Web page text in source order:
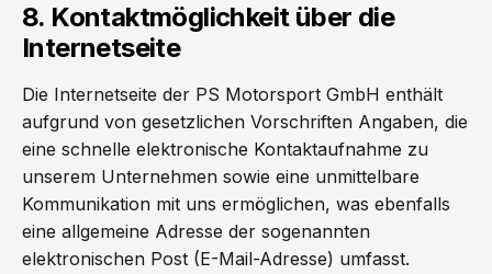
8. Kontaktmöglichkeit über die
Internetseite
Die Internetseite der PS Motorsport GmbH enthält
aufgrund von gesetzlichen Vorschriften Angaben, die
eine schnelle elektronische Kontaktaufnahme zu
unserem Unternehmen sowie eine unmittelbare
Kommunikation mit uns ermöglichen, was ebenfalls
eine allgemeine Adresse der sogenannten
elektronischen Post (E-Mail-Adresse) umfasst.